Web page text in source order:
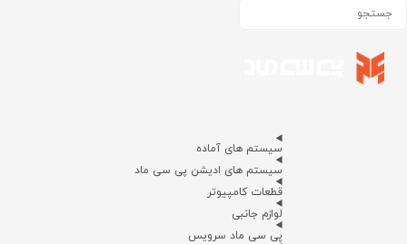
سیستم های آماده
سیستم های ادیشن پی سی ماد
قطعات کامپیوتر
لوازم جانبی
پی سی ماد سرویس